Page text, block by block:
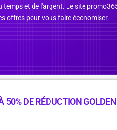
et de l'argent. Le site
offres pour vous faire économiser.
50% DE RÉDUCTION